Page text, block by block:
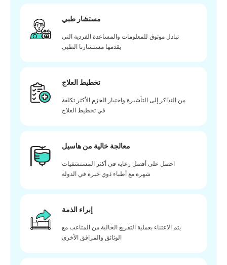
مستشار طبي
تبادل موثوق للمعلومات والمساعدة الفردية التي
يقدمها مستشارنا الطبي
تخطيط العلاج
من التذاكر إلى التأشيرة واختيار الحزم الأكثر تكلفة
في تخطيط العلاج
معالجة خالية من هاسيل
احصل على أفضل رعاية في أكثر المستشفيات
شهرة مع أطباء ذوي خبرة في الدولة
إبراء الذمة
يتم الاعتناء بعملية التفريغ الخالية من المتاعب مع
الوثائق والمرافق الأخرى